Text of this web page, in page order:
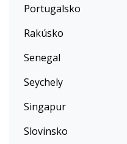
Portugalsko
Rakúsko
Senegal
Seychely
Singapur
Slovinsko